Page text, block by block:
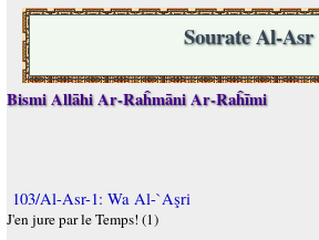
Sourate Al-Asr
Bismi Allāhi Ar-Raĥmāni Ar-Raĥīmi
103/Al-Asr-1: Wa Al-`Aşri
J'en jure par le Temps! (1)